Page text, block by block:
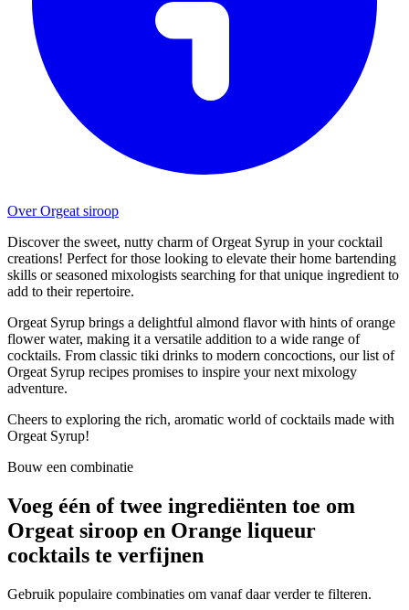
Over Orgeat siroop
Discover the sweet, nutty charm of Orgeat Syrup in your cocktail
creations! Perfect for those looking to elevate their home bartending
skills or seasoned mixologists searching for that unique ingredient to
add to their repertoire.
Orgeat Syrup brings a delightful almond flavor with hints of orange
flower water, making it a versatile addition to a wide range of
cocktails. From classic tiki drinks to modern concoctions, our list of
Orgeat Syrup recipes promises to inspire your next mixology
adventure.
Cheers to exploring the rich, aromatic world of cocktails made with
Orgeat Syrup!
Bouw een combinatie
Voeg één of twee ingrediënten toe om
Orgeat siroop en Orange liqueur
cocktails te verfijnen
Gebruik populaire combinaties om vanaf daar verder te filteren.